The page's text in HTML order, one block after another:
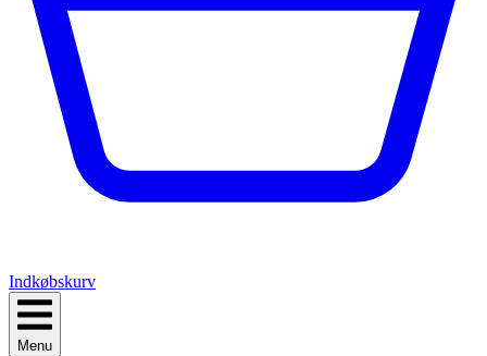
Indkøbskurv
Menu